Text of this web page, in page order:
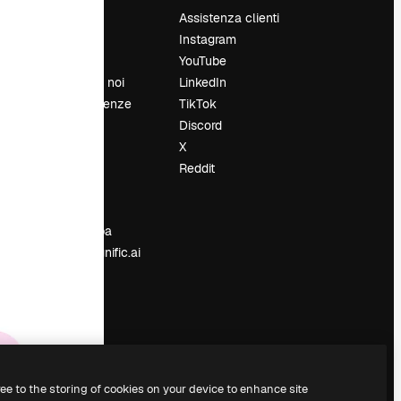
Lavora con noi
Cerca tendenze
Sala stampa
Cerchi magnific.ai
Assistenza clienti
Instagram
YouTube
LinkedIn
TikTok
Discord
X
Reddit
to the storing of cookies on your device to enhance site